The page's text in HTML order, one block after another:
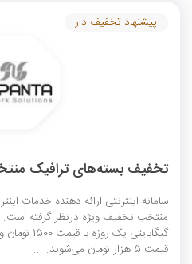
تخفیف بسته‌های ترافیک
سامانه اینترنتی ارائه دهنده خدمات
قیمت 5 هزار تومان می‌شوند. ...
پیشنهاد تخفیف دار